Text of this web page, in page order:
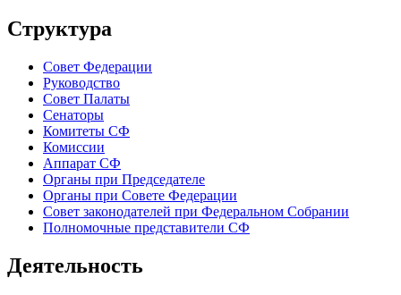
Структура
Совет Федерации
Руководство
Совет Палаты
Сенаторы
Комитеты СФ
Комиссии
Аппарат СФ
Органы при Председателе
Органы при Совете Федерации
Совет законодателей при Федеральном Собрании
Полномочные представители СФ
Деятельность